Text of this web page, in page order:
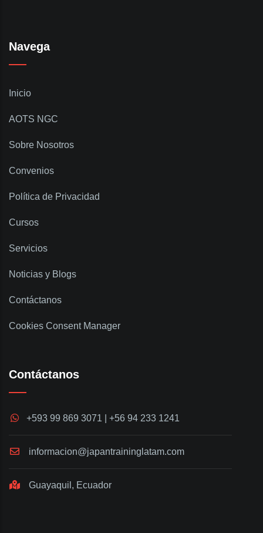
Navega
Inicio
AOTS NGC
Sobre Nosotros
Convenios
Política de Privacidad
Cursos
Servicios
Noticias y Blogs
Contáctanos
Cookies Consent Manager
Contáctanos
+593 99 869 3071 | +56 94 233 1241
informacion@japantraininglatam.com
Guayaquil, Ecuador